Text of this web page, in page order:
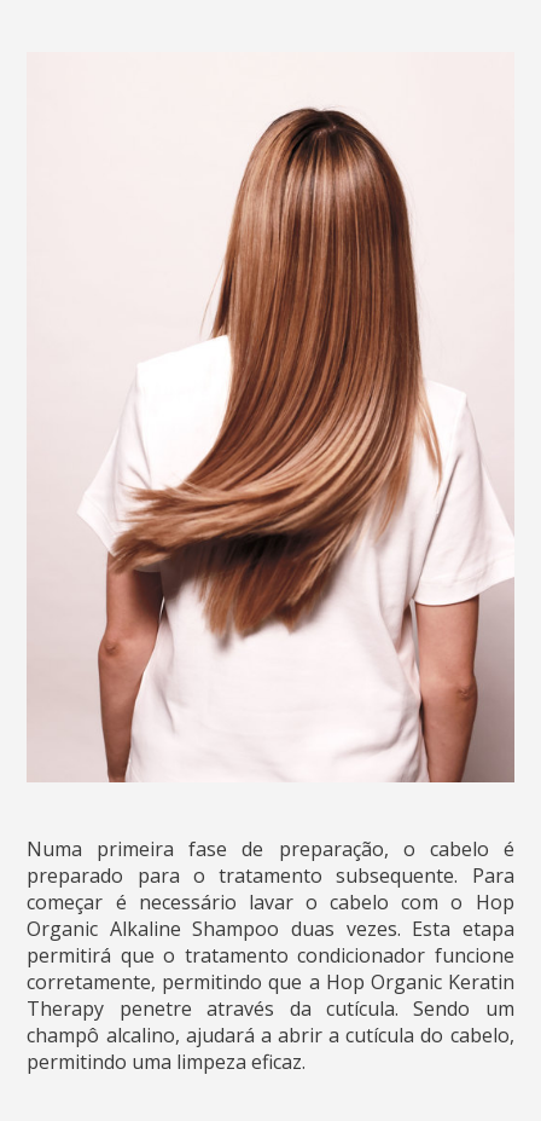
Numa primeira fase de preparação, o cabelo é
preparado para o tratamento subsequente. Para
começar é necessário lavar o cabelo com o Hop
Organic Alkaline Shampoo duas vezes. Esta etapa
permitirá que o tratamento condicionador funcione
corretamente, permitindo que a Hop Organic Keratin
Therapy penetre através da cutícula. Sendo um
champô alcalino, ajudará a abrir a cutícula do cabelo,
permitindo uma limpeza eficaz.